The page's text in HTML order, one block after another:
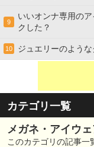
9
いいオンナ専用の
クした？
10 ジュエリーのよう
カテゴリ一覧
メガネ・アイウ
このカテゴリの記事一